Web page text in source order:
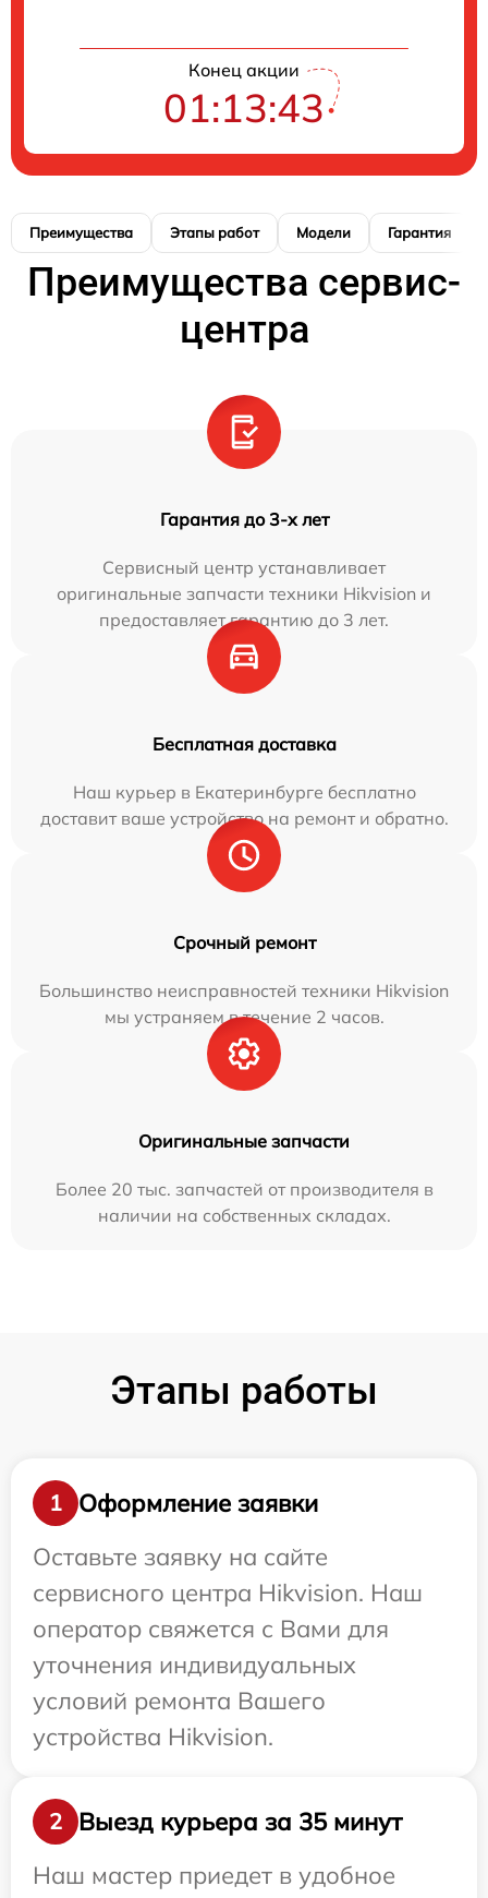
Конец акции
01:13:42
Преимущества Этапы работ Модели Гарантия
Преимущества сервис-
центра
Гарантия до 3-х лет
Сервисный центр устанавливает
оригинальные запчасти техники Hikvision и
предоставляет гарантию до 3 лет.
Бесплатная доставка
Наш курьер в Екатеринбурге бесплатно
доставит ваше устройство на ремонт и обратно.
Срочный ремонт
Большинство неисправностей техники Hikvision
мы устраняем в течение 2 часов.
Оригинальные запчасти
Более 20 тыс. запчастей от производителя в
наличии на собственных складах.
Этапы работы
1
Оформление заявки
Оставьте заявку на сайте
сервисного центра Hikvision. Наш
оператор свяжется с Вами для
уточнения индивидуальных
условий ремонта Вашего
устройства Hikvision.
2
Выезд курьера за 35 минут
Наш мастер приедет в удобное